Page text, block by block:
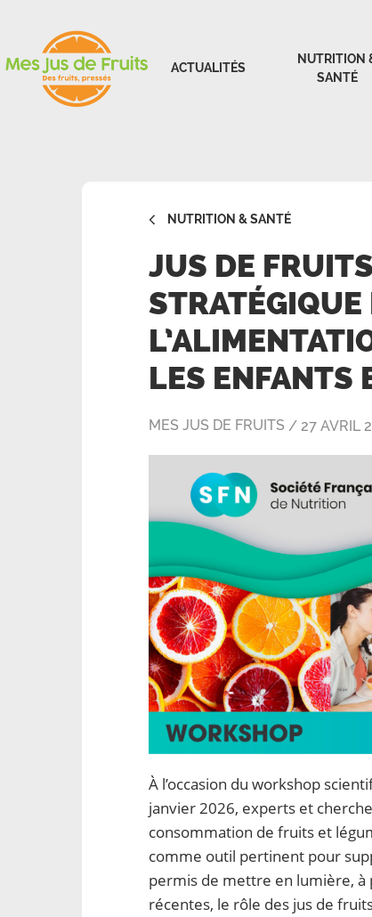
ACTUALITÉS
NUTRITION
SANTÉ
NUTRITION & SANTÉ
JUS DE
STRATÉGIQUE
LES ENFANTS
MES JUS DE FRUITS 27 AVRIL
À l’occasion du workshop
janvier 2026, experts et
consommation de fruits et
comme outil pertinent pour
permis de mettre en lumière, à
récentes, le rôle des jus de